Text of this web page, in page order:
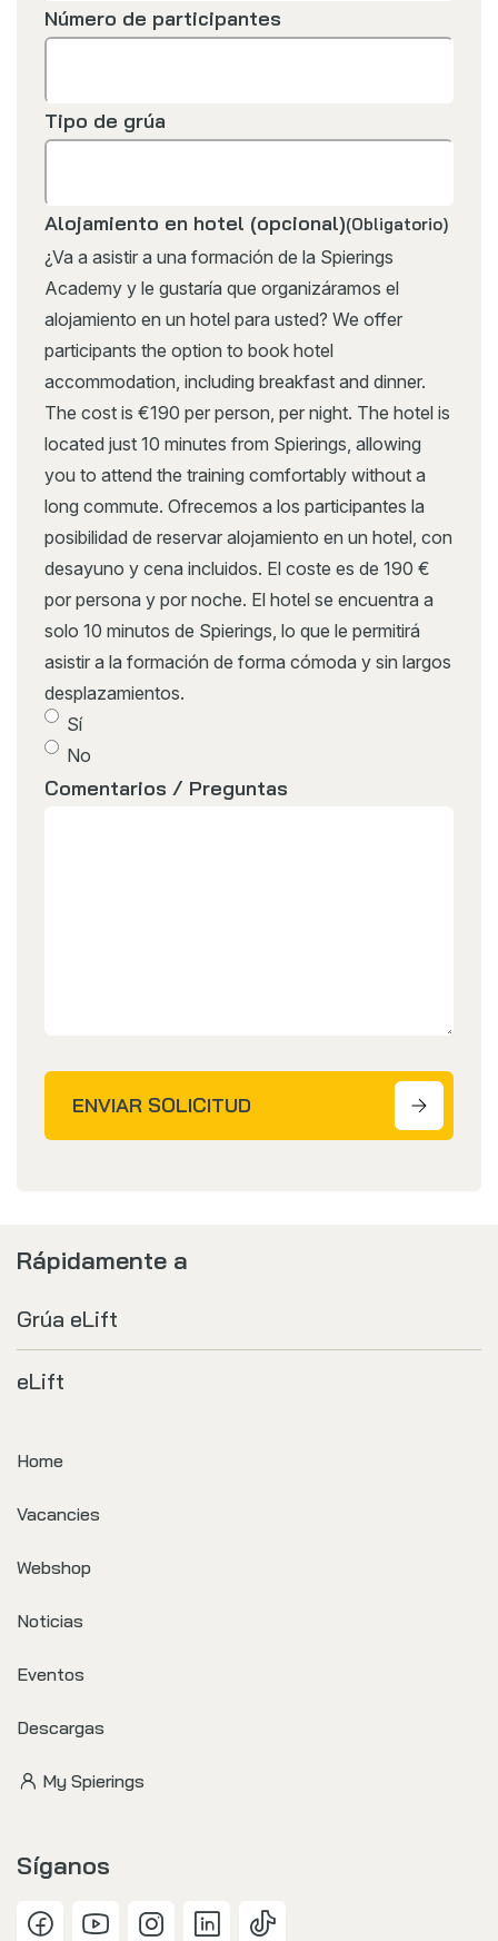
Número de participantes
Tipo de grúa
Alojamiento en hotel (opcional)(Obligatorio)
¿Va a asistir a una formación de la Spierings
Academy y le gustaría que organizáramos el
alojamiento en un hotel para usted? We offer
participants the option to book hotel
accommodation, including breakfast and dinner.
The cost is €190 per person, per night. The hotel is
located just 10 minutes from Spierings, allowing
you to attend the training comfortably without a
long commute. Ofrecemos a los participantes la
posibilidad de reservar alojamiento en un hotel, con
desayuno y cena incluidos. El coste es de 190 €
por persona y por noche. El hotel se encuentra a
solo 10 minutos de Spierings, lo que le permitirá
asistir a la formación de forma cómoda y sin largos
desplazamientos.
Sí
No
Comentarios / Preguntas
ENVIAR SOLICITUD
Rápidamente a
Grúa eLift
eLift
Home
Vacancies
Webshop
Noticias
Eventos
Descargas
My Spierings
Síganos